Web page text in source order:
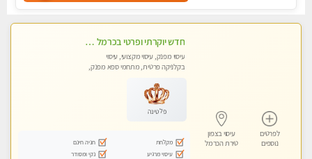
לפרטים
נוספים
עיסוי בצפון
טירת הכרמל
חדש יוקרתי ופרטי בכרמל – חיפה! פנקו את עצמכם ברוגע פינוק וחוויה בלתי נשכחת ללא מין !!
עיסוי מפנק, עיסוי מקצועי, עיסוי
בקלניקה פרטית, מתחמי ספא מפנק,
פלטינה
מקלחת
חניה חינם
עיסוי מרגיע
נקי ומסודר